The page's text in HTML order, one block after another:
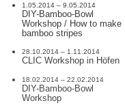
1.05.2014 – 9.05.2014
DIY-Bamboo-Bowl
Workshop / How to make
bamboo stripes
28.10.2014 – 1.11.2014
CLIC Workshop in Höfen
18.02.2014 – 22.02.2014
DIY-Bamboo-Bowl
Workshop